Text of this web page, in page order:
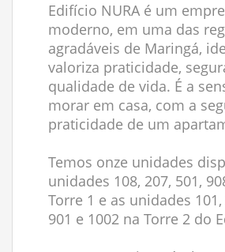
Edifício NURA é um
moderno, em uma das
agradáveis de Maringá,
valoriza praticidade,
qualidade de vida. É a
morar em casa, com a
praticidade de um
Temos onze unidades
unidades 108, 207, 501,
Torre 1 e as unidades 101,
901 e 1002 na Torre 2 do